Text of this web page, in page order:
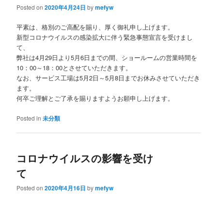
Posted on2020年4月24日 bymefyw
平素は、格別のご高配を賜り、厚く御礼申し上げます。
新型コロナウイルスの感染拡大に伴う緊急事態宣言を受けまし
て、
弊社は4月29日より5月6日までの間、ショールームの営業時間を
10：00～18：00とさせていただきます。
なお、サービス工場は5月2日～5月8日までお休みさせていただき
ます。
何卒ご理解とご了承を賜りますようお願申し上げます。
Posted in 未分類
コロナウイルスの影響を受け
て
Posted on2020年4月16日 bymefyw